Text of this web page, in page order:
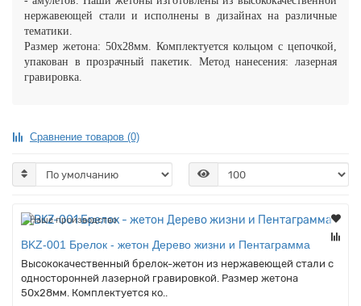
нержавеющей стали и исполнены в дизайнах на различные
тематики.
Размер жетона: 50x28мм. Комплектуется кольцом с цепочкой,
упакован в прозрачный пакетик. Метод нанесения: лазерная
гравировка.
Сравнение товаров (0)
Наше производство
BKZ-001 Брелок - жетон Дерево жизни и Пентаграмма
Высококачественный брелок-жетон из нержавеющей стали с
односторонней лазерной гравировкой. Размер жетона
50х28мм. Комплектуется ко..